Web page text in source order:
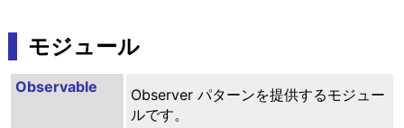
モジュール
Observable
Observer パターンを提供するモジュー
ルです。